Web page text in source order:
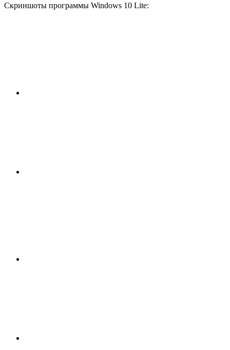
Скриншоты программы Windows 10 Lite: